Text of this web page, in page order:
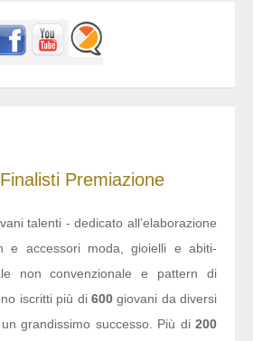
Finalisti Premiazione
talenti - dedicato all’elaborazione
e accessori moda, gioielli e abiti-
non convenzionale e pattern di
iscritti più di 600giovani da diversi
grandissimo successo. Più di 200